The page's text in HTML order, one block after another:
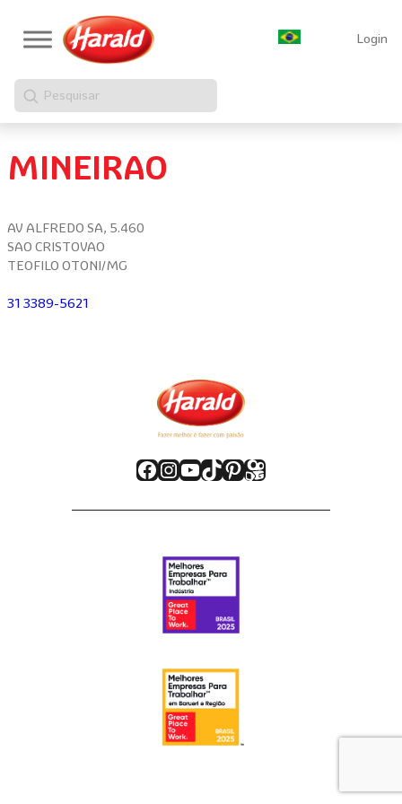
Login
Pesquisar
MINEIRAO
AV ALFREDO SA, 5.460
SAO CRISTOVAO
TEOFILO OTONI/MG
31 3389-5621
Facebook
Instagram
Youtube
TikTok
Pinterest
Kwai